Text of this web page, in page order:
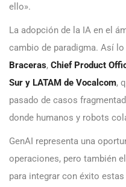
ello».
La adopción de la IA en el
cambio de paradigma. Así lo
Braceras, Chief Product
Sur y LATAM de Vocalcom,
pasado de casos
donde humanos y robots
GenAI representa una
operaciones, pero también
para integrar con éxito